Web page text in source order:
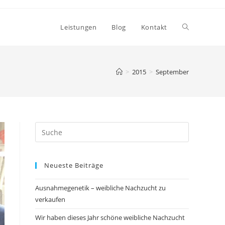
Leistungen Blog Kontakt Toggle
> 2015 > September
Neueste Beiträge
Ausnahmegenetik – weibliche Nachzucht zu
verkaufen
Wir haben dieses Jahr schöne weibliche Nachzucht